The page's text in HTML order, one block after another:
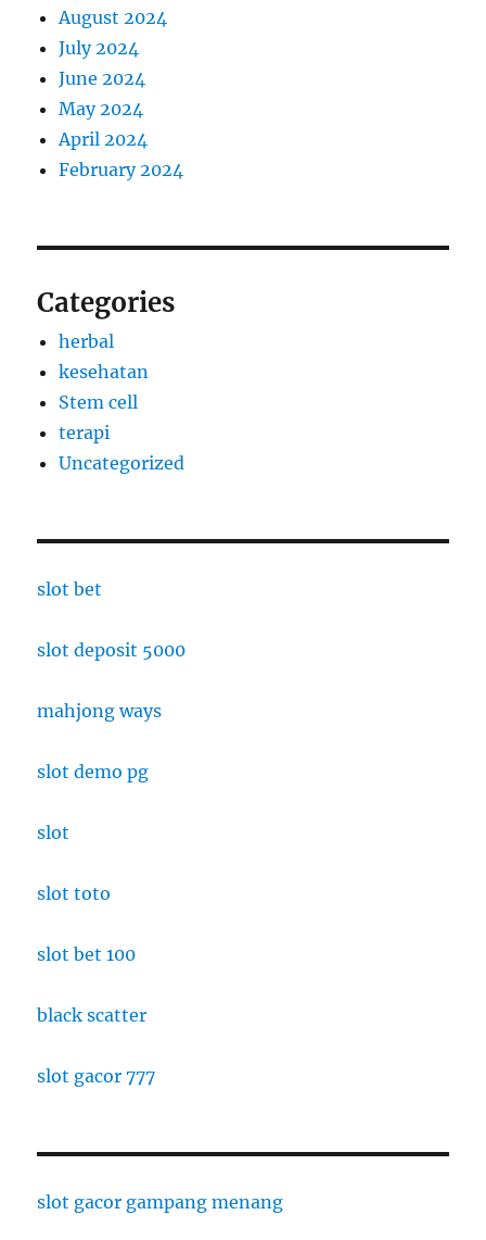
August 2024
July 2024
June 2024
May 2024
April 2024
February 2024
Categories
herbal
kesehatan
Stem cell
terapi
Uncategorized
slot bet
slot deposit 5000
mahjong ways
slot demo pg
slot
slot toto
slot bet 100
black scatter
slot gacor 777
slot gacor gampang menang